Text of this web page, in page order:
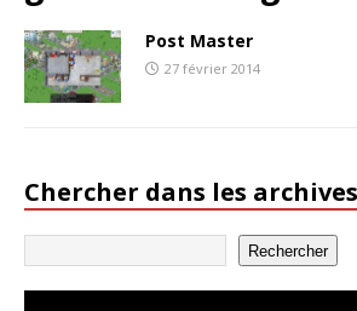
Post Master
27 février 2014
Chercher dans les archives
Rechercher